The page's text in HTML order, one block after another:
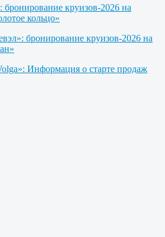
круизов-2026 на
кольцо»
бронирование круизов-2026 на
Информация о старте продаж